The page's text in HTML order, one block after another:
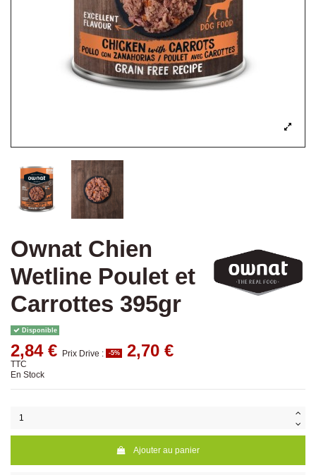
Ownat Chien
Wetline Poulet et
Carrottes 395gr
Disponible
2,84 € Prix Drive : -5% 2,70 €
TTC
En Stock
Ajouter au panier